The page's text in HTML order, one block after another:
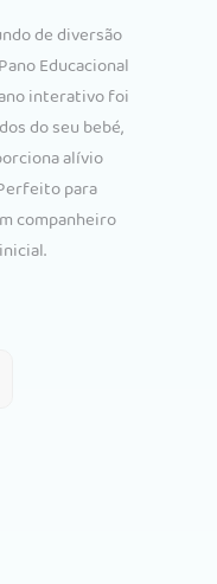
de diversão
Educacional
interativo foi
do seu bebé,
alívio
para
companheiro